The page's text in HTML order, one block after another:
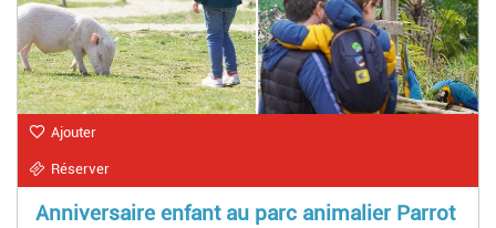
Ajouter
Réserver
Anniversaire enfant au parc animalier Parrot